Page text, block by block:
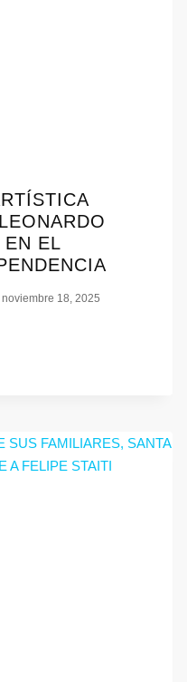
EN EL
noviembre 18, 2025